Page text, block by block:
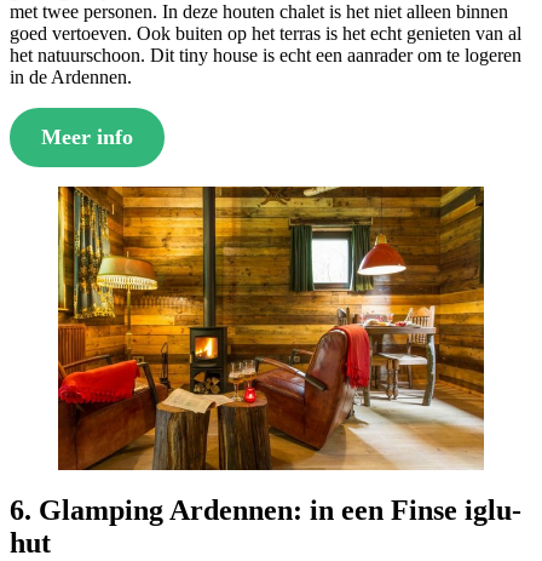
met twee personen. In deze houten chalet is het niet alleen binnen
goed vertoeven. Ook buiten op het terras is het echt genieten van al
het natuurschoon. Dit tiny house is echt een aanrader om te logeren
in de Ardennen.
Meer info
6. Glamping Ardennen: in een Finse iglu-
hut